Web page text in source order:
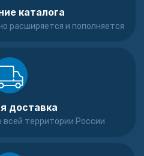
каталога
расширяется и пополняется
доставка
территории России